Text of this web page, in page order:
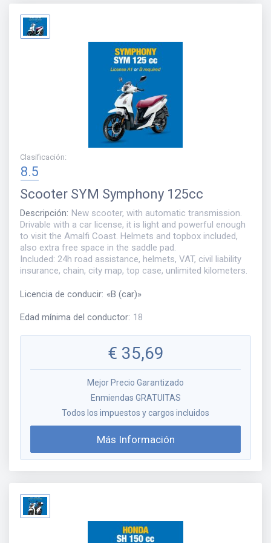
Clasificación:
8.5
Scooter SYM Symphony 125cc
Descripción: New scooter, with automatic transmission.
Drivable with a car license, it is light and powerful enough
to visit the Amalfi Coast. Helmets and topbox included,
also extra free space in the saddle pad.
Included: 24h road assistance, helmets, VAT, civil liability
insurance, chain, city map, top case, unlimited kilometers.
Licencia de conducir: «B (car)»
Edad mínima del conductor: 18
€ 35,69
Mejor Precio Garantizado
Enmiendas GRATUITAS
Todos los impuestos y cargos incluidos
Más Información